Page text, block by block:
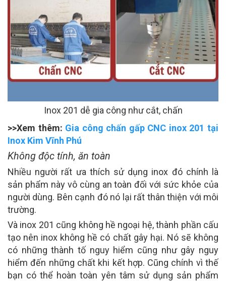
Inox 201 dễ gia công như cắt, chấn
>>Xem thêm: Gia công chấn gấp CNC inox 201 tại
Inox Kim Vĩnh Phú
Không độc tính, ăn toàn
Nhiều người rất ưa thích sử dụng inox đó chính là
sản phẩm này vô cùng an toàn đối với sức khỏe của
người dùng. Bên cạnh đó nó lại rất thân thiện với môi
trường.
Và inox 201 cũng không hề ngoại hệ, thành phần cấu
tạo nên inox không hề có chất gây hại. Nó sẽ không
có những thành tố nguy hiểm cũng như gây nguy
hiểm đến những chất khi kết hợp. Cũng chính vì thế
bạn có thể hoàn toàn yên tâm sử dụng sản phẩm